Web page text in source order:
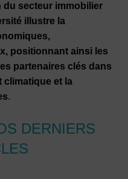
du secteur immobilier
illustre la
positionnant ainsi les
partenaires clés dans
climatique et la
.
DERNIERS